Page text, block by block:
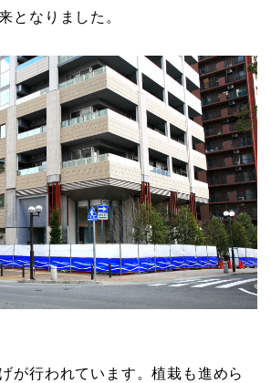
となりました。
が行われています。植栽も進めら